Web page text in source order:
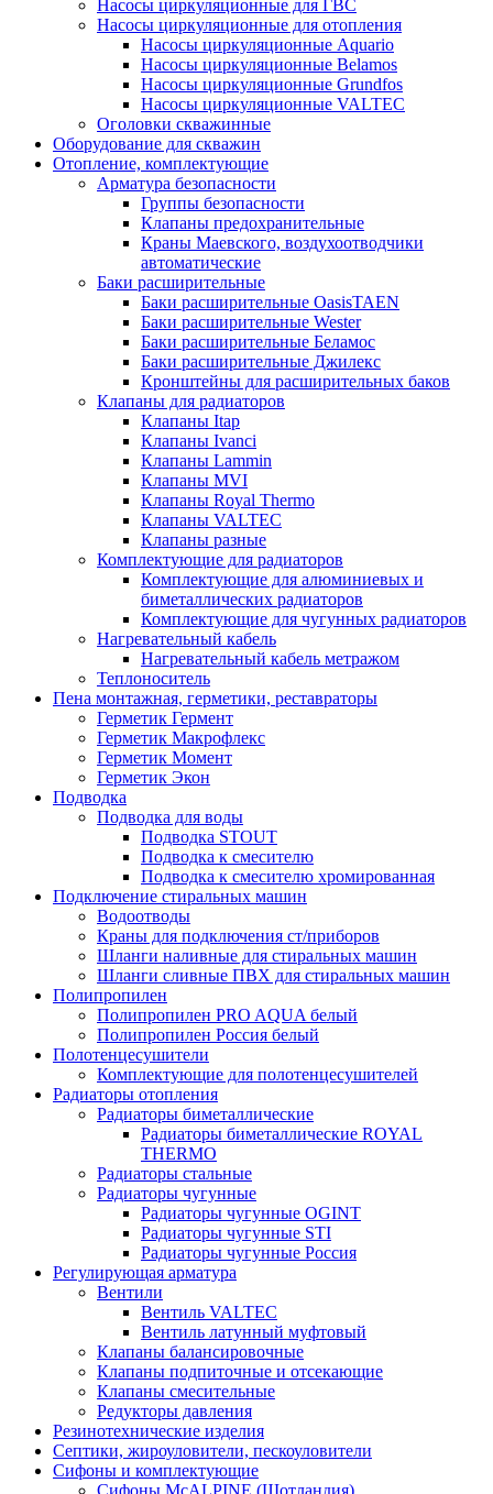
Насосы циркуляционные для ГВС
Насосы циркуляционные для отопления
Насосы циркуляционные Aquario
Насосы циркуляционные Belamos
Насосы циркуляционные Grundfos
Насосы циркуляционные VALTEC
Оголовки скважинные
Оборудование для скважин
Отопление, комплектующие
Арматура безопасности
Группы безопасности
Клапаны предохранительные
Краны Маевского, воздухоотводчики
автоматические
Баки расширительные
Баки расширительные OasisTAEN
Баки расширительные Wester
Баки расширительные Беламос
Баки расширительные Джилекс
Кронштейны для расширительных баков
Клапаны для радиаторов
Клапаны Itap
Клапаны Ivanci
Клапаны Lammin
Клапаны MVI
Клапаны Royal Thermo
Клапаны VALTEC
Клапаны разные
Комплектующие для радиаторов
Комплектующие для алюминиевых и
биметаллических радиаторов
Комплектующие для чугунных радиаторов
Нагревательный кабель
Нагревательный кабель метражом
Теплоноситель
Пена монтажная, герметики, реставраторы
Герметик Гермент
Герметик Макрофлекс
Герметик Момент
Герметик Экон
Подводка
Подводка для воды
Подводка STOUT
Подводка к смесителю
Подводка к смесителю хромированная
Подключение стиральных машин
Водоотводы
Краны для подключения ст/приборов
Шланги наливные для стиральных машин
Шланги сливные ПВХ для стиральных машин
Полипропилен
Полипропилен PRO AQUA белый
Полипропилен Россия белый
Полотенцесушители
Комплектующие для полотенцесушителей
Радиаторы отопления
Радиаторы биметаллические
Радиаторы биметаллические ROYAL
THERMO
Радиаторы стальные
Радиаторы чугунные
Радиаторы чугунные OGINT
Радиаторы чугунные STI
Радиаторы чугунные Россия
Регулирующая арматура
Вентили
Вентиль VALTEC
Вентиль латунный муфтовый
Клапаны балансировочные
Клапаны подпиточные и отсекающие
Клапаны смесительные
Редукторы давления
Резинотехнические изделия
Септики, жироуловители, пескоуловители
Сифоны и комплектующие
Сифоны McALPINE (Шотландия)